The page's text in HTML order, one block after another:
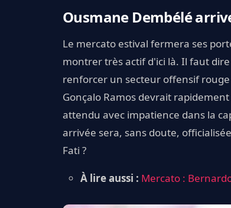
Ousmane Dembélé
Le mercato estival fermera ses
montrer très actif d'ici là. Il faut
renforcer un secteur offensif
Gonçalo Ramos devrait
attendu avec impatience dans la
arrivée sera, sans doute,
Fati ?
À lire aussi : Mercato :